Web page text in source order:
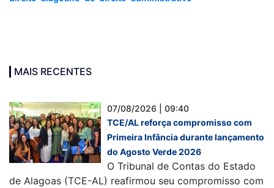
MAIS RECENTES
07/08/2026 | 09:40
TCE/AL reforça compromisso com
Primeira Infância durante lançamento
do Agosto Verde 2026
O Tribunal de Contas do Estado
de Alagoas (TCE-AL) reafirmou seu compromisso com